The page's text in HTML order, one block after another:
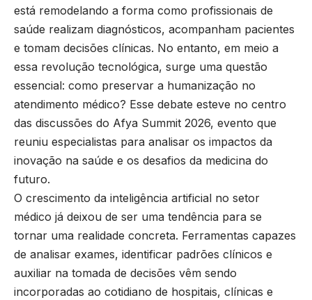
está remodelando a forma como profissionais de
saúde realizam diagnósticos, acompanham pacientes
e tomam decisões clínicas. No entanto, em meio a
essa revolução tecnológica, surge uma questão
essencial: como preservar a humanização no
atendimento médico? Esse debate esteve no centro
das discussões do Afya Summit 2026, evento que
reuniu especialistas para analisar os impactos da
inovação na saúde e os desafios da medicina do
futuro.
O crescimento da inteligência artificial no setor
médico já deixou de ser uma tendência para se
tornar uma realidade concreta. Ferramentas capazes
de analisar exames, identificar padrões clínicos e
auxiliar na tomada de decisões vêm sendo
incorporadas ao cotidiano de hospitais, clínicas e